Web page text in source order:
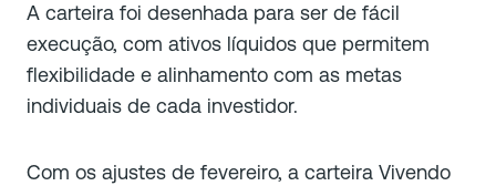
A carteira foi desenhada para ser de fácil
execução, com ativos líquidos que permitem
flexibilidade e alinhamento com as metas
individuais de cada investidor.
Com os ajustes de fevereiro, a carteira Vivendo